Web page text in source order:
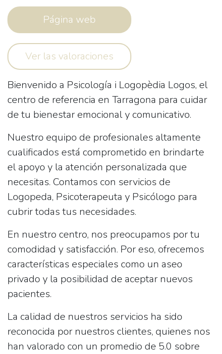
Página web
Ver las valoraciones
Bienvenido a Psicología i Logopèdia Logos, el
centro de referencia en Tarragona para cuidar
de tu bienestar emocional y comunicativo.
Nuestro equipo de profesionales altamente
cualificados está comprometido en brindarte
el apoyo y la atención personalizada que
necesitas. Contamos con servicios de
Logopeda, Psicoterapeuta y Psicólogo para
cubrir todas tus necesidades.
En nuestro centro, nos preocupamos por tu
comodidad y satisfacción. Por eso, ofrecemos
características especiales como un aseo
privado y la posibilidad de aceptar nuevos
pacientes.
La calidad de nuestros servicios ha sido
reconocida por nuestros clientes, quienes nos
han valorado con un promedio de 5.0 sobre